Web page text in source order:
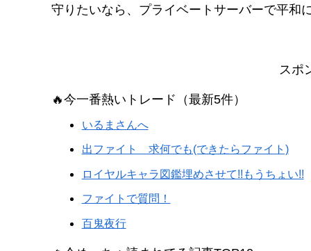
守りたいなら、プライベートサーバーで平和
スポ
🔥今一番熱いトレード（最新5件）
いるまさんへ
出ファイト 求何でも(できたらファイト)
ロイヤルキャラ図鑑埋めさせて!!もうちょい!!
ファイトで質問！
百鬼夜行